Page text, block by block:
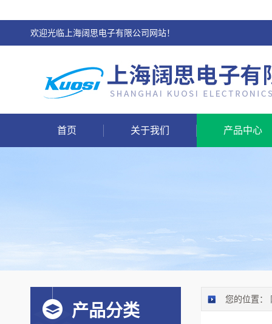
欢迎光临上海阔思电子有限公司网站！
首页 关于我们 产品中心
您的位置：
产品分类